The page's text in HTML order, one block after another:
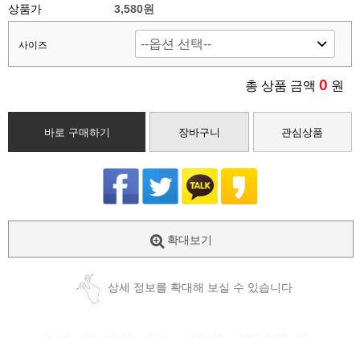
상품가 3,580원
사이즈
총 상품 금액 0 원
바로 구매하기 장바구니 관심상품
확대보기
상세 정보를 확대해 보실 수 있습니다